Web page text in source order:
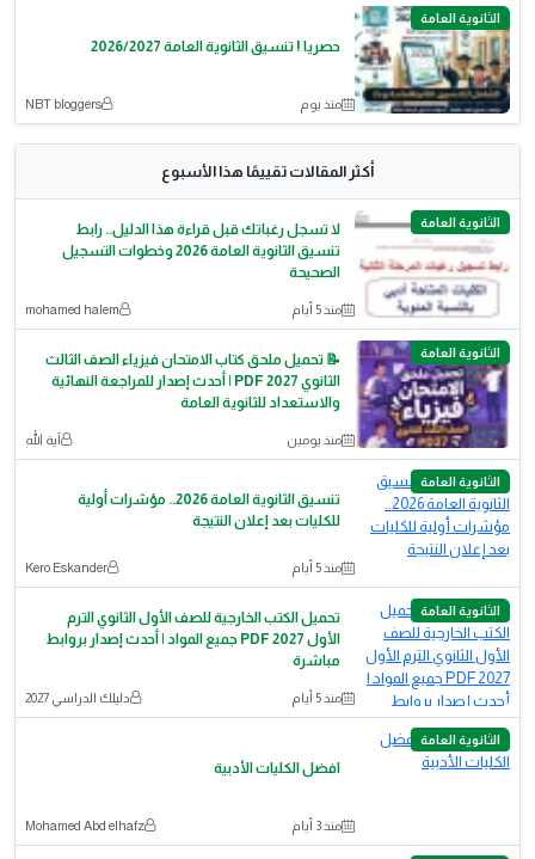
الثانوية العامة
حصريا ! تنسيق الثانوية العامة 2026/2027
منذ يوم NBT bloggers
أكثر المقالات تقييمًا هذا الأسبوع
الثانوية العامة
لا تسجل رغباتك قبل قراءة هذا الدليل.. رابط
تنسيق الثانوية العامة 2026 وخطوات التسجيل
الصحيحة
منذ 5 أيام mohamed halem
الثانوية العامة
📝 تحميل ملحق كتاب الامتحان فيزياء الصف الثالث
الثانوي 2027 PDF | أحدث إصدار للمراجعة النهائية
والاستعداد للثانوية العامة
منذ يومين آية الله
الثانوية العامة
تنسيق الثانوية العامة 2026.. مؤشرات أولية
للكليات بعد إعلان النتيجة
منذ 5 أيام Kero Eskander
الثانوية العامة
تحميل الكتب الخارجية للصف الأول الثانوي الترم
الأول 2027 PDF جميع المواد | أحدث إصدار بروابط
مباشرة
منذ 5 أيام دليلك الدراسي 2027
الثانوية العامة
افضل الكليات الأدبية
منذ 3 أيام Mohamed Abd elhafz